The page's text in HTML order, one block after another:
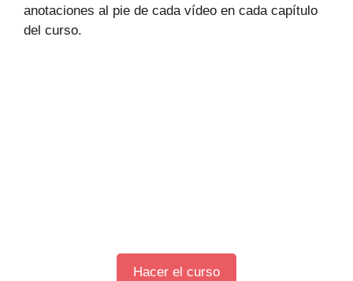
anotaciones al pie de cada vídeo en cada capítulo
del curso.
Hacer el curso